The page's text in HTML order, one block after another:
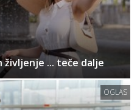
življenje ... teče dalje
OGLAS